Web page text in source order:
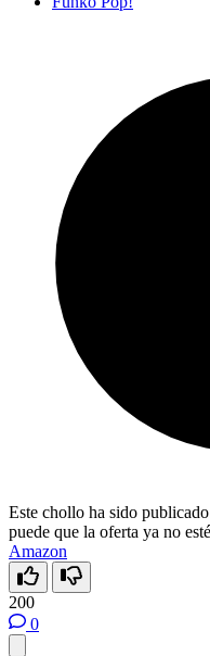
Este chollo ha sido
puede que la oferta ya no
Amazon
200
0